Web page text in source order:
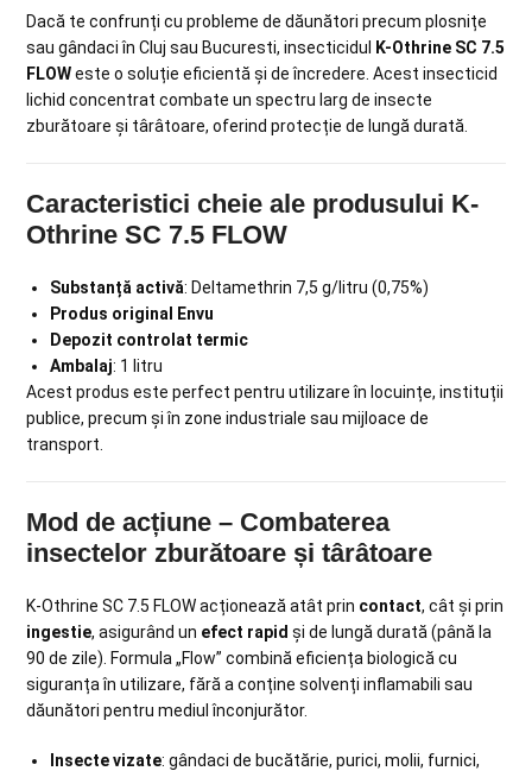
Dacă te confrunți cu probleme de dăunători precum plosnițe
sau gândaci în Cluj sau Bucuresti, insecticidul K-Othrine SC 7.5
FLOWeste o soluție eficientă și de încredere. Acest insecticid
lichid concentrat combate un spectru larg de insecte
zburătoare și târâtoare, oferind protecție de lungă durată.
Caracteristici cheie ale produsului K-
Othrine SC 7.5 FLOW
Substanță activă: Deltamethrin 7,5 g/litru (0,75%)
Produs original Envu
Depozit controlat termic
Ambalaj: 1 litru
Acest produs este perfect pentru utilizare în locuințe, instituții
publice, precum și în zone industriale sau mijloace de
transport.
Mod de acțiune – Combaterea
insectelor zburătoare și târâtoare
K-Othrine SC 7.5 FLOW acționează atât prin contact, cât și prin
ingestie, asigurând un efect rapid și de lungă durată (până la
90 de zile). Formula „Flow” combină eficiența biologică cu
siguranța în utilizare, fără a conține solvenți inflamabili sau
dăunători pentru mediul înconjurător.
Insecte vizate: gândaci de bucătărie, purici, molii, furnici,